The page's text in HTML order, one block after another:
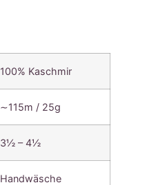
100% Kaschmir
∼115m / 25g
3½ – 4½
Handwäsche